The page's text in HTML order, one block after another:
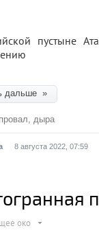
пустыне
дальше »
провал, дыра
8 августа 2022, 07:59
око